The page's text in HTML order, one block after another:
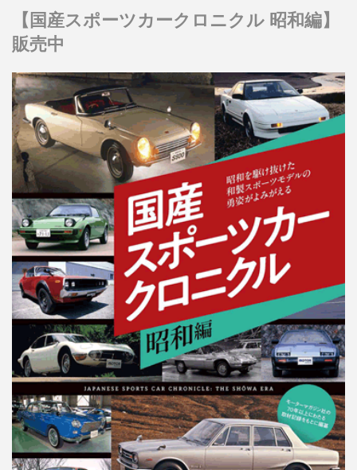
【国産スポーツカークロニクル 昭和編】
販売中